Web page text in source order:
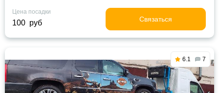
Цена посадки
100 руб Связаться
6.1 7